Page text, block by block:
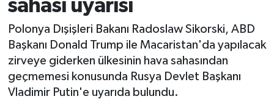
sahası uyarısı
Polonya Dışişleri Bakanı Radoslaw Sikorski, ABD
Başkanı Donald Trump ile Macaristan'da yapılacak
zirveye giderken ülkesinin hava sahasından
geçmemesi konusunda Rusya Devlet Başkanı
Vladimir Putin'e uyarıda bulundu.
Ekonomi
Genel
Son Dakika Haberleri
Haber Arşivi